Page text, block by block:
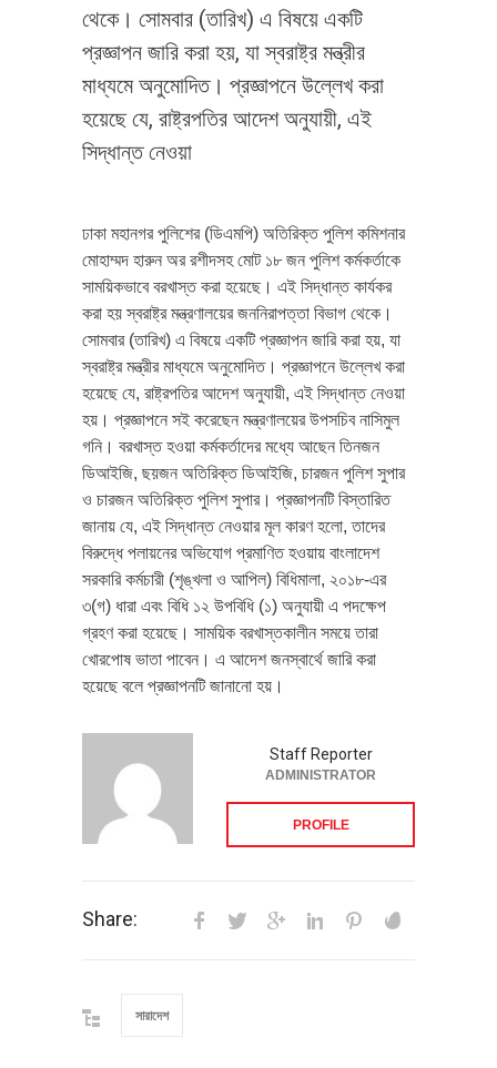
থেকে। সোমবার (তারিখ) এ বিষয়ে একটি
প্রজ্ঞাপন জারি করা হয়, যা স্বরাষ্ট্র মন্ত্রীর
মাধ্যমে অনুমোদিত। প্রজ্ঞাপনে উল্লেখ করা
হয়েছে যে, রাষ্ট্রপতির আদেশ অনুযায়ী, এই
সিদ্ধান্ত নেওয়া
ঢাকা মহানগর পুলিশের (ডিএমপি) অতিরিক্ত পুলিশ কমিশনার
মোহাম্মদ হারুন অর রশীদসহ মোট ১৮ জন পুলিশ কর্মকর্তাকে
সাময়িকভাবে বরখাস্ত করা হয়েছে। এই সিদ্ধান্ত কার্যকর
করা হয় স্বরাষ্ট্র মন্ত্রণালয়ের জননিরাপত্তা বিভাগ থেকে।
সোমবার (তারিখ) এ বিষয়ে একটি প্রজ্ঞাপন জারি করা হয়, যা
স্বরাষ্ট্র মন্ত্রীর মাধ্যমে অনুমোদিত। প্রজ্ঞাপনে উল্লেখ করা
হয়েছে যে, রাষ্ট্রপতির আদেশ অনুযায়ী, এই সিদ্ধান্ত নেওয়া
হয়। প্রজ্ঞাপনে সই করেছেন মন্ত্রণালয়ের উপসচিব নাসিমুল
গনি। বরখাস্ত হওয়া কর্মকর্তাদের মধ্যে আছেন তিনজন
ডিআইজি, ছয়জন অতিরিক্ত ডিআইজি, চারজন পুলিশ সুপার
ও চারজন অতিরিক্ত পুলিশ সুপার। প্রজ্ঞাপনটি বিস্তারিত
জানায় যে, এই সিদ্ধান্ত নেওয়ার মূল কারণ হলো, তাদের
বিরুদ্ধে পলায়নের অভিযোগ প্রমাণিত হওয়ায় বাংলাদেশ
সরকারি কর্মচারী (শৃঙ্খলা ও আপিল) বিধিমালা, ২০১৮-এর
৩(গ) ধারা এবং বিধি ১২ উপবিধি (১) অনুযায়ী এ পদক্ষেপ
গ্রহণ করা হয়েছে। সাময়িক বরখাস্তকালীন সময়ে তারা
খোরপোষ ভাতা পাবেন। এ আদেশ জনস্বার্থে জারি করা
হয়েছে বলে প্রজ্ঞাপনটি জানানো হয়।
Staff Reporter
ADMINISTRATOR
PROFILE
Share:
সারাদেশ